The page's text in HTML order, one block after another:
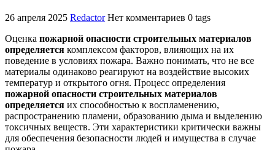
26 апреля 2025 Redactor Нет комментариев 0 tags
Оценка пожарной опасности строительных материалов
определяется комплексом факторов, влияющих на их
поведение в условиях пожара. Важно понимать, что не все
материалы одинаково реагируют на воздействие высоких
температур и открытого огня. Процесс определения
пожарной опасности строительных материалов
определяется их способностью к воспламенению,
распространению пламени, образованию дыма и выделению
токсичных веществ. Эти характеристики критически важны
для обеспечения безопасности людей и имущества в случае